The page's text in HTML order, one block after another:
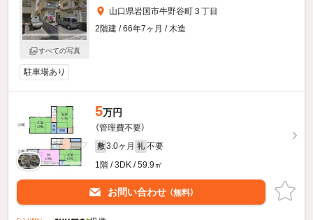
すべての写真
山口県岩国市牛野谷町３丁目
2階建 / 66年7ヶ月 / 木造
駐車場あり
5万円
（管理費不要）
敷 3.0ヶ月 礼 不要
1階 / 3DK / 59.9㎡
お問い合わせ （無料）